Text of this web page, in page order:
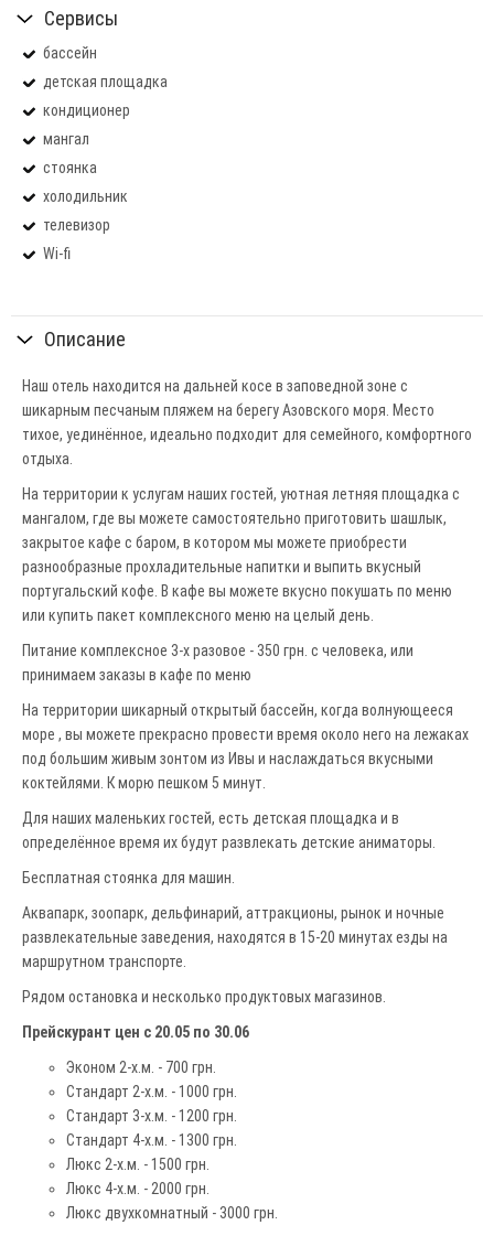
Сервисы
бассейн
детская площадка
кондиционер
мангал
стоянка
холодильник
телевизор
Wi-fi
Описание
Наш отель находится на дальней косе в заповедной зоне с
шикарным песчаным пляжем на берегу Азовского моря. Место
тихое, уединённое, идеально подходит для семейного, комфортного
отдыха.
На территории к услугам наших гостей, уютная летняя площадка с
мангалом, где вы можете самостоятельно приготовить шашлык,
закрытое кафе с баром, в котором мы можете приобрести
разнообразные прохладительные напитки и выпить вкусный
португальский кофе. В кафе вы можете вкусно покушать по меню
или купить пакет комплексного меню на целый день.
Питание комплексное 3-х разовое - 350 грн. с человека, или
принимаем заказы в кафе по меню
На территории шикарный открытый бассейн, когда волнующееся
море , вы можете прекрасно провести время около него на лежаках
под большим живым зонтом из Ивы и наслаждаться вкусными
коктейлями. К морю пешком 5 минут.
Для наших маленьких гостей, есть детская площадка и в
определённое время их будут развлекать детские аниматоры.
Бесплатная стоянка для машин.
Аквапарк, зоопарк, дельфинарий, аттракционы, рынок и ночные
развлекательные заведения, находятся в 15-20 минутах езды на
маршрутном транспорте.
Рядом остановка и несколько продуктовых магазинов.
Прейскурант цен с 20.05 по 30.06
Эконом 2-х.м. - 700 грн.
Стандарт 2-х.м. - 1000 грн.
Стандарт 3-х.м. - 1200 грн.
Стандарт 4-х.м. - 1300 грн.
Люкс 2-х.м. - 1500 грн.
Люкс 4-х.м. - 2000 грн.
Люкс двухкомнатный - 3000 грн.